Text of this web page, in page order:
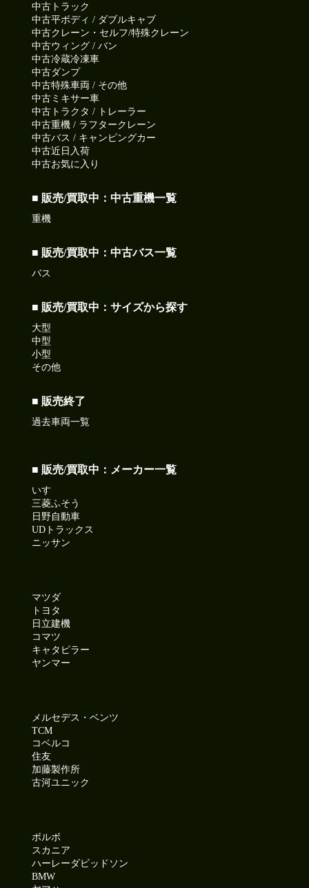
中古トラック
中古平ボディ / ダブルキャブ
中古クレーン・セルフ/特殊クレーン
中古ウィング / バン
中古冷蔵冷凍車
中古ダンプ
中古特殊車両 / その他
中古ミキサー車
中古トラクタ / トレーラー
中古重機 / ラフタークレーン
中古バス / キャンピングカー
中古近日入荷
中古お気に入り
■ 販売/買取中：中古重機一覧
重機
■ 販売/買取中：中古バス一覧
バス
■ 販売/買取中：サイズから探す
大型
中型
小型
その他
■ 販売終了
過去車両一覧
■ 販売/買取中：メーカー一覧
いすゞ
三菱ふそう
日野自動車
UDトラックス
ニッサン
マツダ
トヨタ
日立建機
コマツ
キャタピラー
ヤンマー
メルセデス・ベンツ
TCM
コベルコ
住友
加藤製作所
古河ユニック
ボルボ
スカニア
ハーレーダビッドソン
BMW